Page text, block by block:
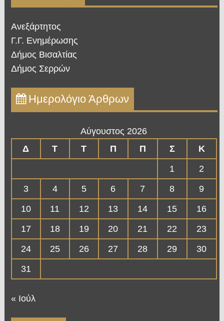
Ανεξάρτητος
Γ.Γ. Ενημέρωσης
Δήμος Βισαλτίας
Δήμος Σερρών
Ημερολόγιο Άρθρων
Αύγουστος 2026
Δ
Τ Τ Π Π Σ
Κ
1
2
3
4 5 6 7 8
9
10
11 12 13 14 15
16
17
18 19 20 21 22
23
24
25 26 27 28 29
30
31
« Ιούλ